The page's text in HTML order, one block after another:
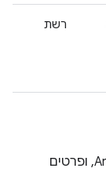
רשת
נקודות החולשה האלה משפיעות על רכיבי Arm, ופרטים